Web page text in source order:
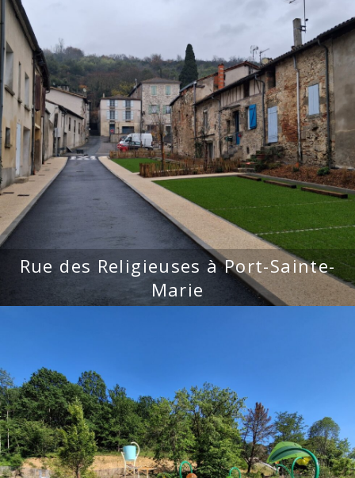
Rue des Religieuses à Port-Sainte-
Marie